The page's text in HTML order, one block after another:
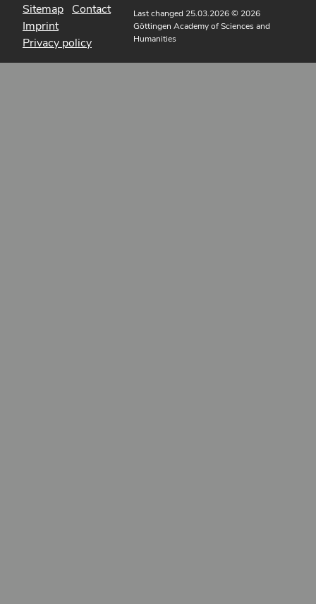
Sitemap Contact
Imprint
Privacy policy
Last changed 25.03.2026© 2026
Göttingen Academy of Sciences and
Humanities